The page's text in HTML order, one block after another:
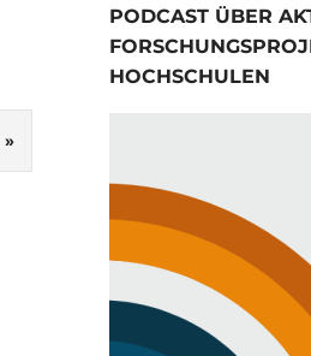
PODCAST ÜBER
HOCHSCHULEN